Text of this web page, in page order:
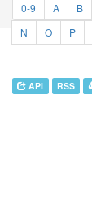
0-9 A B
N
O P
API RSS